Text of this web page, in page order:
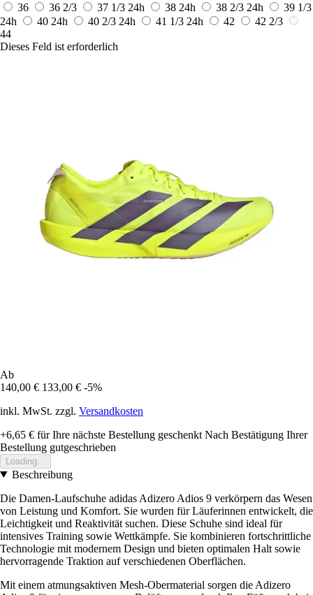
36
36 2/3 37 1/3 24h 38 24h 38 2/3 24h
39 1/3
24h
40 24h 40 2/3 24h 41 1/3 24h 42
42 2/3
44
Dieses Feld ist erforderlich
Ab
140,00 € 133,00 € -5%
inkl. MwSt. zzgl. Versandkosten
+6,65 € für Ihre nächste Bestellung geschenkt Nach Bestätigung Ihrer
Bestellung gutgeschrieben
Loading...
Beschreibung
Die Damen-Laufschuhe adidas Adizero Adios 9 verkörpern das Wesen
von Leistung und Komfort. Sie wurden für Läuferinnen entwickelt, die
Leichtigkeit und Reaktivität suchen. Diese Schuhe sind ideal für
intensives Training sowie Wettkämpfe. Sie kombinieren fortschrittliche
Technologie mit modernem Design und bieten optimalen Halt sowie
hervorragende Traktion auf verschiedenen Oberflächen.
Mit einem atmungsaktiven Mesh-Obermaterial sorgen die Adizero